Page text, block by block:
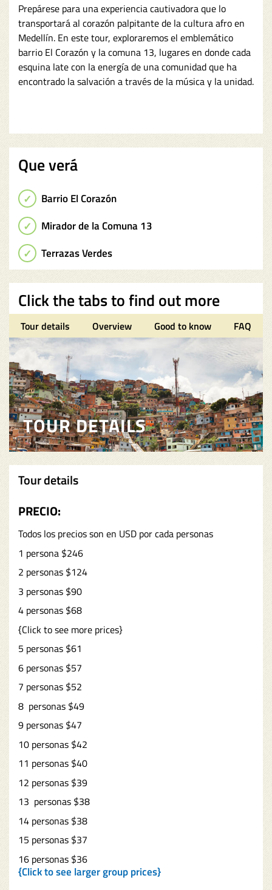
Prepárese para una experiencia cautivadora que lo
transportará al corazón palpitante de la cultura afro en
Medellín. En este tour, exploraremos el emblemático
barrio El Corazón y la comuna 13, lugares en donde cada
esquina late con la energía de una comunidad que ha
encontrado la salvación a través de la música y la unidad.
Que verá
Barrio El Corazón
Mirador de la Comuna 13
Terrazas Verdes
Click the tabs to find out more
Tour details Overview Good to know FAQ
TOUR DETAILS
Tour details
PRECIO:
Todos los precios son en USD por cada personas
1 persona $246
2 personas $124
3 personas $90
4 personas $68
{Click to see more prices}
5 personas $61
6 personas $57
7 personas $52
8 personas $49
9 personas $47
10 personas $42
11 personas $40
12 personas $39
13 personas $38
14 personas $38
15 personas $37
16 personas $36
{Click to see larger group prices}